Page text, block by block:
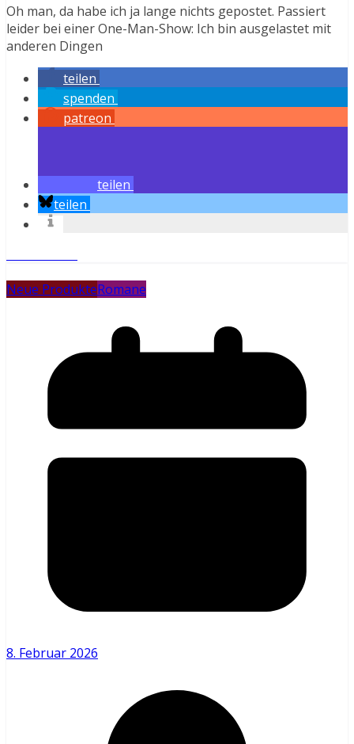
Oh man, da habe ich ja lange nichts gepostet. Passiert
leider bei einer One-Man-Show: Ich bin ausgelastet mit
anderen Dingen
teilen
spenden
patreon
teilen
teilen
Neue ProdukteRomane
8. Februar 2026